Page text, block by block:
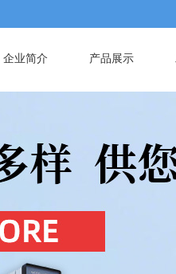
企业简介 产品展示